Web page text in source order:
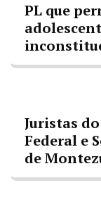
PL que
Juristas
Federal e
de